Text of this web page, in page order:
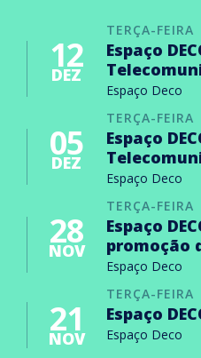
TERÇA-FEIRA
12
DEZ
Espaço
Espaço Deco
TERÇA-FEIRA
05
DEZ
Espaço
Espaço Deco
TERÇA-FEIRA
28
NOV
Espaço
promoção
Espaço Deco
TERÇA-FEIRA
21
NOV
Espaço
Espaço Deco